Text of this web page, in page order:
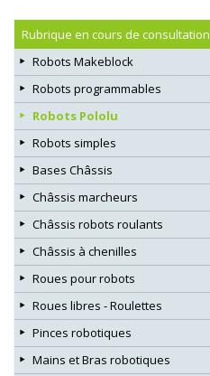
Rubrique en cours de consultation
Robots Makeblock
Robots programmables
Robots Pololu
Robots simples
Bases Châssis
Châssis marcheurs
Châssis robots roulants
Châssis à chenilles
Roues pour robots
Roues libres - Roulettes
Pinces robotiques
Mains et Bras robotiques